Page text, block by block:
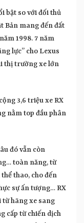
bật so với đối thủ
Bản mang đến đất
1998. 7 năm
lực” cho Lexus
thị trường xe lớn
3,6 triệu xe RX
nằm top đầu phân
đó vẫn còn
toàn năng, từ
thao, cho đến
sự ấn tượng… RX
từ hãng xe sang
cấp từ chiến dịch